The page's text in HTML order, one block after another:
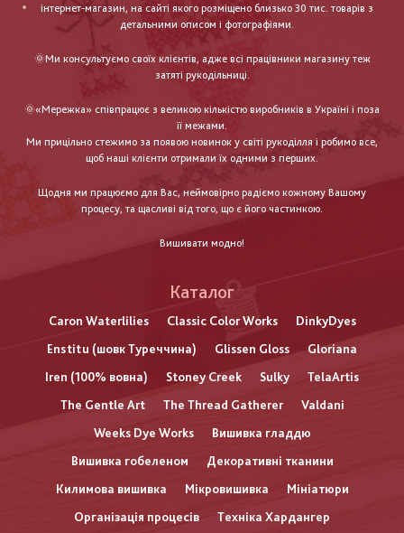
інтернет-магазин, на сайті якого розміщено близько 30 тис. товарів з
детальними описом і фотографіями.
🌞Ми консультуємо своїх клієнтів, адже всі працівники магазину теж
затяті рукодільниці.
🌞«Мережка» співпрацює з великою кількістю виробників в Україні і поза
її межами.
Ми прицільно стежимо за появою новинок у світі рукоділля і робимо все,
щоб наші клієнти отримали їх одними з перших.
Щодня ми працюємо для Вас, неймовірно радіємо кожному Вашому
процесу, та щасливі від того, що є його частинкою.
Вишивати модно!
Каталог
Caron Waterlilies Classic Color Works
DinkyDyes
Enstitu (шовк Туреччина)
Glissen Gloss
Gloriana
Iren (100% вовна)
Stoney Creek Sulky
TelaArtis
The Gentle Art
The Thread Gatherer
Valdani
Weeks Dye Works
Вишивка гладдю
Вишивка гобеленом
Декоративні тканини
Килимова вишивка
Мікровишивка
Мініатюри
Організація процесів
Техніка Хардангер